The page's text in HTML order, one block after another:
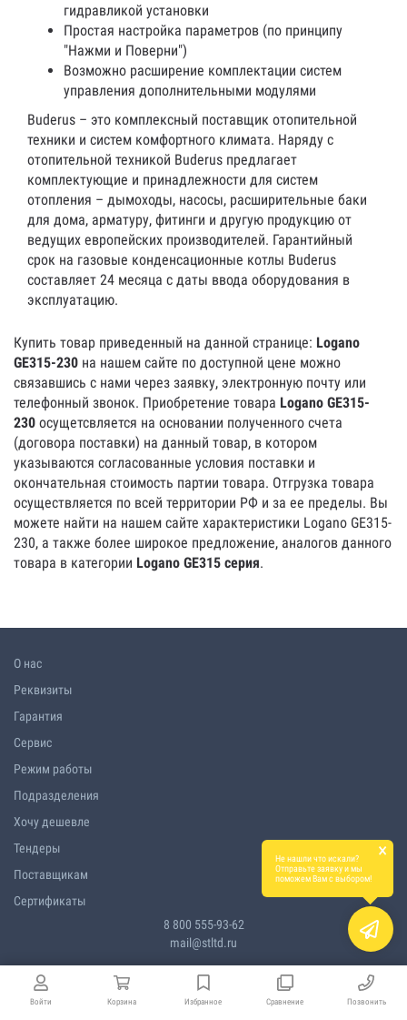
Войти Корзина Избранное Сравнение Позвонить
гидравликой установки
Простая настройка параметров (по принципу
"Нажми и Поверни")
Возможно расширение комплектации систем
управления дополнительными модулями
Buderus – это комплексный поставщик отопительной
техники и систем комфортного климата. Наряду с
отопительной техникой Buderus предлагает
комплектующие и принадлежности для систем
отопления – дымоходы, насосы, расширительные баки
для дома, арматуру, фитинги и другую продукцию от
ведущих европейских производителей. Гарантийный
срок на газовые конденсационные котлы Buderus
составляет 24 месяца с даты ввода оборудования в
эксплуатацию.
Купить товар приведенный на данной странице: Logano
GE315-230 на нашем сайте по доступной цене можно
связавшись с нами через заявку, электронную почту или
телефонный звонок. Приобретение товара Logano GE315-
230 осущетсвляется на основании полученного счета
(договора поставки) на данный товар, в котором
указываются согласованные условия поставки и
окончательная стоимость партии товара. Отгрузка товара
осуществляется по всей территории РФ и за ее пределы. Вы
можете найти на нашем сайте характеристики Logano GE315-
230, а также более широкое предложение, аналогов данного
товара в категории Logano GE315 серия.
О нас
Реквизиты
Гарантия
Сервис
Режим работы
Подразделения
Хочу дешевле
Тендеры
Поставщикам
Сертификаты
8 800 555-93-62
mail@stltd.ru
Не нашли что искали?
Отправьте заявку и мы
поможем Вам с выбором!
×